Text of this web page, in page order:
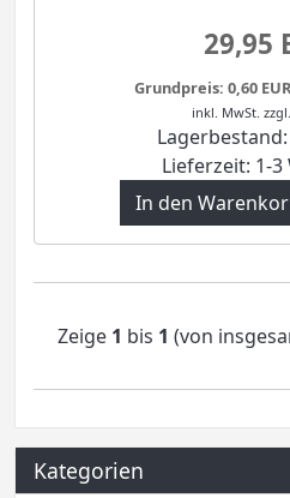
29,95
Grundpreis: 0,60
inkl. MwSt. zzgl.
Lagerbestand:
Lieferzeit: 1-
Zeige 1 bis 1 (von
Kategorien